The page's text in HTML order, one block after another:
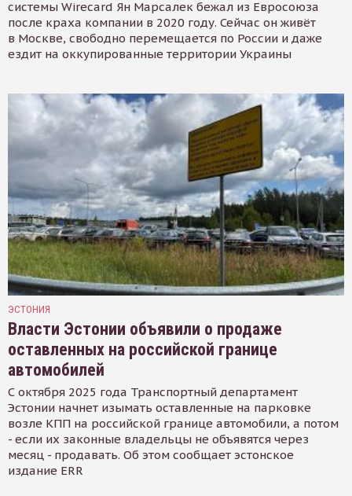
системы Wirecard Ян Марсалек бежал из Евросоюза
после краха компании в 2020 году. Сейчас он живёт
в Москве, свободно перемещается по России и даже
ездит на оккупированные территории Украины
ЭСТОНИЯ
Власти Эстонии объявили о продаже
оставленных на российской границе
автомобилей
С октября 2025 года Транспортный департамент
Эстонии начнет изымать оставленные на парковке
возле КПП на российской границе автомобили, а потом
- если их законные владельцы не объявятся через
месяц - продавать. Об этом сообщает эстонское
издание ERR